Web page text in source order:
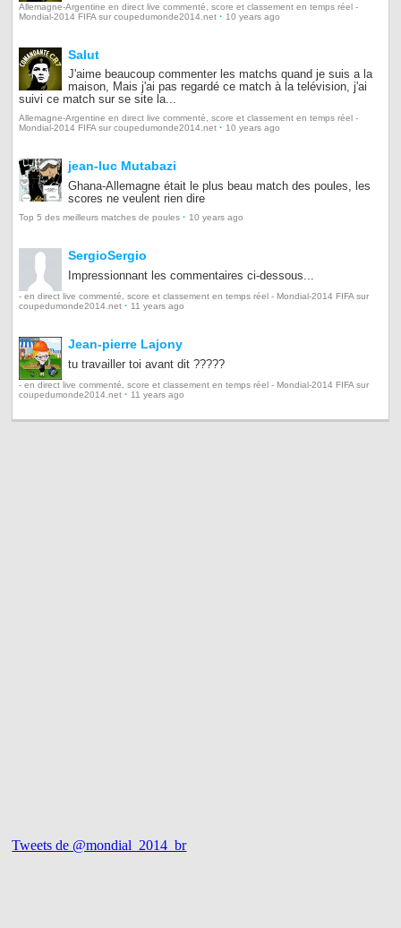
Allemagne-Argentine en direct live commenté, score et classement en temps réel -
Mondial-2014 FIFA sur coupedumonde2014.net · 10 years ago
Salut
J'aime beaucoup commenter les matchs quand je suis a la
maison, Mais j'ai pas regardé ce match à la telévision, j'ai
suivi ce match sur se site la...
Allemagne-Argentine en direct live commenté, score et classement en temps réel -
Mondial-2014 FIFA sur coupedumonde2014.net · 10 years ago
jean-luc Mutabazi
Ghana-Allemagne était le plus beau match des poules, les
scores ne veulent rien dire
Top 5 des meilleurs matches de poules · 10 years ago
SergioSergio
Impressionnant les commentaires ci-dessous...
- en direct live commenté, score et classement en temps réel - Mondial-2014 FIFA sur
coupedumonde2014.net · 11 years ago
Jean-pierre Lajony
tu travailler toi avant dit ?????
- en direct live commenté, score et classement en temps réel - Mondial-2014 FIFA sur
coupedumonde2014.net · 11 years ago
Tweets de @mondial_2014_br